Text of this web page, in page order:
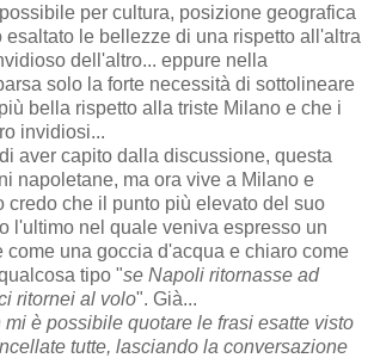
per cultura, posizione geografica
esaltato le bellezze di una rispetto all'altra
dell'altro... eppure nella
solo la forte necessità di sottolineare
bella rispetto alla triste Milano e che i
invidiosi...
aver capito dalla discussione, questa
napoletane, ma ora vive a Milano e
credo che il punto più elevato del suo
l'ultimo nel quale veniva espresso un
come una goccia d'acqua e chiaro come
tipo "se Napoli ritornasse ad
ritornei al volo". Già...
è possibile quotare le frasi esatte visto
tutte, lasciando la conversazione